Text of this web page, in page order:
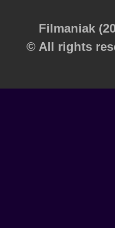
Filmaniak
© All rights